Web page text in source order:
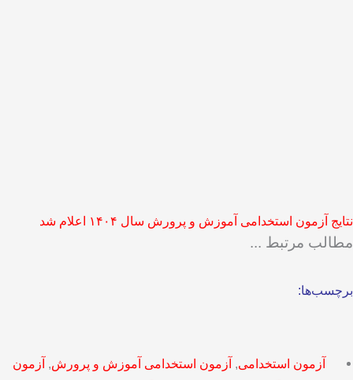
نتایج آزمون استخدامی آموزش و پرورش سال ۱۴۰۴ اعلام شد
مطالب مرتبط ...
برچسب‌ها:
آزمون استخدامی, آزمون استخدامی آموزش و پرورش, آزمون